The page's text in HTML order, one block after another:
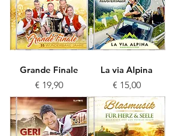
Grande Finale
Preis
€ 19,90
La via Alpina
Preis
€ 15,00